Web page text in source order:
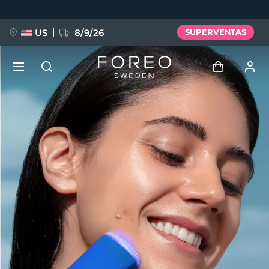
US 8/9/26 SUPERVENTAS
Iniciar sesión
Perfil de usuario
Mis dispositivos
Mis pedidos
Mis direcciones
Mis suscripciones
NUEVO
FAQ™ Pure Beauty-Tech Elixir
BREAKING NEWS
issa™ Teeth Whitening Set
Idioma
English Deutsch
Español
Français
Português
Polski
Русский
Türkçe
简体中文 繁體中文